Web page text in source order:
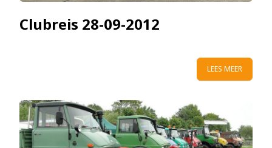
Clubreis 28-09-2012
LEES MEER